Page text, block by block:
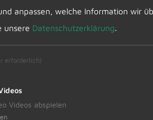
anpassen, welche Information wir
unsere Datenschutzerklärung.
erforderlich)
Videos abspielen